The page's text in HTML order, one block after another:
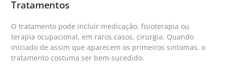
Tratamentos
O tratamento pode incluir medicação, fisioterapia ou
terapia ocupacional, em raros casos, cirurgia. Quando
iniciado de assim que aparecem os primeiros sintomas, o
tratamento costuma ser bem-sucedido.